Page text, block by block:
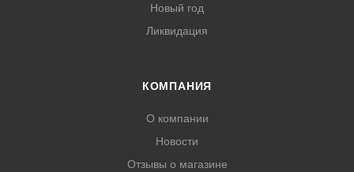
Новый год
Ликвидация
КОМПАНИЯ
О компании
Новости
Отзывы о магазине